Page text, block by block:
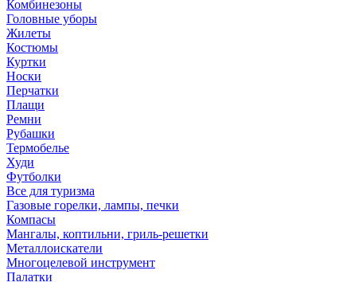
Комбинезоны
Головные уборы
Жилеты
Костюмы
Куртки
Носки
Перчатки
Плащи
Ремни
Рубашки
Термобелье
Худи
Футболки
Все для туризма
Газовые горелки, лампы, печки
Компасы
Мангалы, коптильни, гриль-решетки
Металлоискатели
Многоцелевой инструмент
Палатки